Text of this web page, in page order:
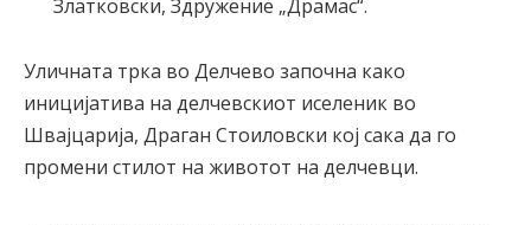
Златковски, Здружение „Драмас“.
Уличната трка во Делчево започна како
иницијатива на делчевскиот иселеник во
Швајцарија, Драган Стоиловски кој сака да го
промени стилот на животот на делчевци.